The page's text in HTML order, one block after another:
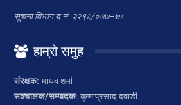
सूचना विभाग द.नं.:२२९८/०७७–७८
हाम्रो समुह
संरक्षक: माधव शर्मा
सञ्चालक/सम्पादक: कृष्णप्रसाद दवाडी